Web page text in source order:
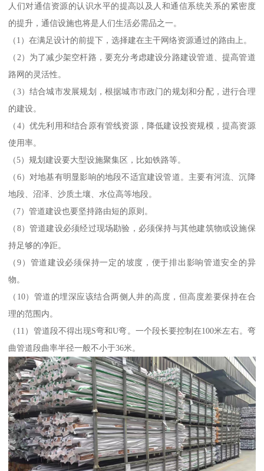
人们对通信资源的认识水平的提高以及人和通信系统关系的紧密度
的提升，通信设施也将是人们生活必需品之一。
（1）在满足设计的前提下，选择建在主干网络资源通过的路由上。
（2）为了减少架空杆路，要充分考虑建设分路建设管道、提高管道
路网的灵活性。
（3）结合城市发展规划，根据城市市政门的规划和分配，进行合理
的建设。
（4）优先利用和结合原有管线资源，降低建设投资规模，提高资源
使用率。
（5）规划建设要大型设施聚集区，比如铁路等。
（6）对地基有明显影响的地段不适宜建设管道。主要有河流、沉降
地段、沼泽、沙质土壤、水位高等地段。
（7）管道建设也要坚持路由短的原则。
（8）管道建设必须经过现场勘验，必须保持与其他建筑物或设施保
持足够的净距。
（9）管道建设必须保持一定的坡度，便于排出影响管道安全的异
物。
（10）管道的埋深应该结合两侧人井的高度，但高度差要保持在合
理的范围内。
（11）管道段不得出现S弯和U弯。一个段长要控制在100米左右。弯
曲管道段曲率半径一般不小于36米。